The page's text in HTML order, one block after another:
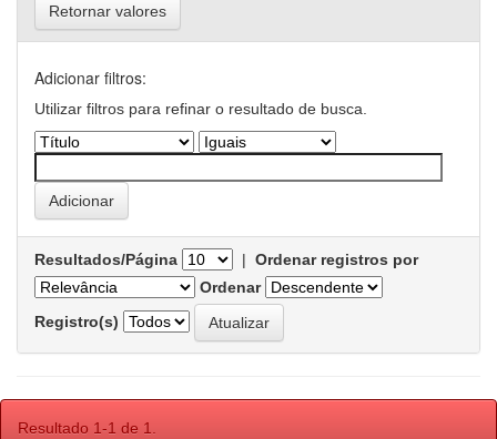
Retornar valores
Adicionar filtros:
Utilizar filtros para refinar o resultado de busca.
Resultados/Página | Ordenar registros por
Ordenar
Registro(s)
Resultado 1-1 de 1.